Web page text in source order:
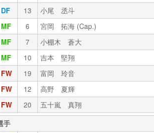
DF 13
小尾 丞斗
MF 6
宮岡 拓海 (Cap.)
MF 7
小棚木 蒼大
MF 10
吉本 堅翔
FW 19
富岡 玲音
FW 12
高野 夏輝
FW 20
五十嵐 真翔
手